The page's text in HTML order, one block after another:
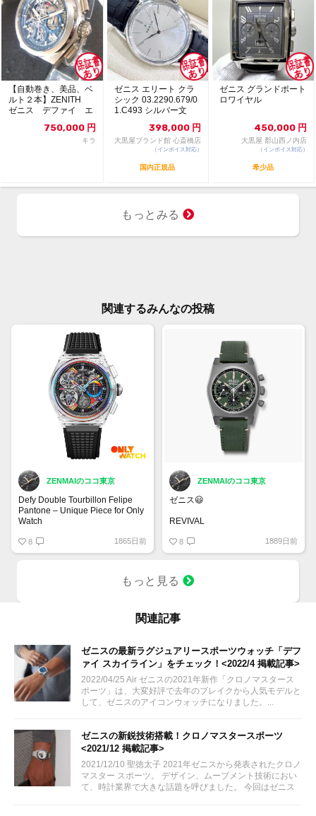
【自動巻き、美品、ベ
ルト２本】ZENITH
ゼニス デファイ エ
750,000 円
キラ
ゼニス エリート クラ
シック 03.2290.679/0
1.C493 シルバー文
398,000 円
大黒屋ブランド館 心斎橋店
（インボイス対応）
国内正規品
ゼニス グランドポート
ロワイヤル
450,000 円
大黒屋 郡山西ノ内店
（インボイス対応）
希少品
もっとみる
関連するみんなの投稿
ZENMAIのココ東京
Defy Double Tourbillon Felipe
Pantone – Unique Piece for Only
Watch
8 1865日前
ZENMAIのココ東京
ゼニス😃
REVIVAL
サファリ
ケース
37 mm オリジナル 1969 ケース
8 1889日前
もっと見る
関連記事
ゼニスの最新ラグジュアリースポーツウォッチ「デフ
ァイ スカイライン」をチェック！<2022/4 掲載記事>
2022/04/25 Air ゼニスの2021年新作「クロノマスタース
ポーツ」は、大変好評で去年のブレイクから人気モデルと
して、ゼニスのアイコンウォッチになりました。...
ゼニスの新鋭技術搭載！クロノマスタースポーツ
<2021/12 掲載記事>
2021/12/10 聖徳太子 2021年ゼニスから発表されたクロノ
マスター スポーツ。 デザイン、ムーブメント技術におい
て、時計業界で大きな話題を呼びました。 今回はゼニス